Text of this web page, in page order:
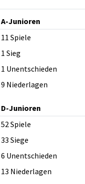
A-Junioren
11 Spiele
1 Sieg
1 Unentschieden
9 Niederlagen
D-Junioren
52 Spiele
33 Siege
6 Unentschieden
13 Niederlagen